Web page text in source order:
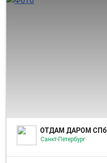
ОТДАМ ДАРОМ СПб
Санкт-Петербург